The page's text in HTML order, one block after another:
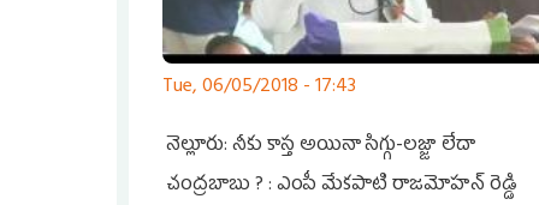
Tue, 06/05/2018 - 17:43
నెల్లూరు: నీకు కాస్త అయినా సిగ్గు-లజ్జా లేదా
చంద్రబాబు ? : ఎంపీ మేకపాటి రాజమోహన్ రెడ్డి